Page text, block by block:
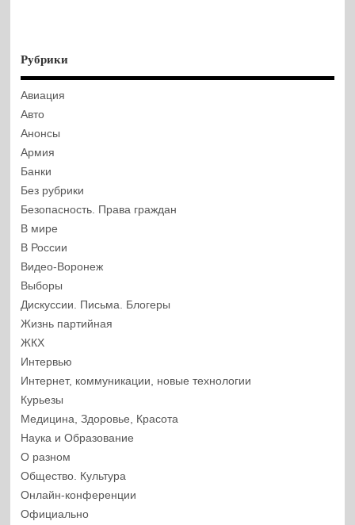
Рубрики
Авиация
Авто
Анонсы
Армия
Банки
Без рубрики
Безопасность. Права граждан
В мире
В России
Видео-Воронеж
Выборы
Дискуссии. Письма. Блогеры
Жизнь партийная
ЖКХ
Интервью
Интернет, коммуникации, новые технологии
Курьезы
Медицина, Здоровье, Красота
Наука и Образование
О разном
Общество. Культура
Онлайн-конференции
Официально